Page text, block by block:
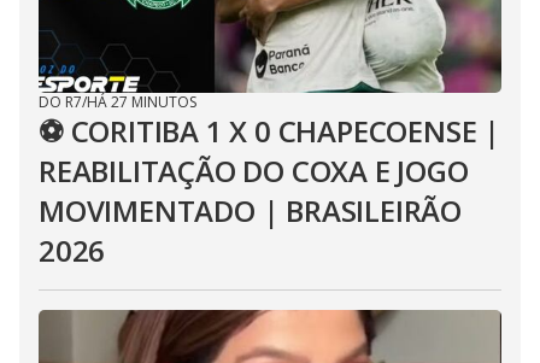
DO R7/HÁ 27 MINUTOS
⚽ CORITIBA 1 X 0 CHAPECOENSE |
REABILITAÇÃO DO COXA E JOGO
MOVIMENTADO | BRASILEIRÃO
2026